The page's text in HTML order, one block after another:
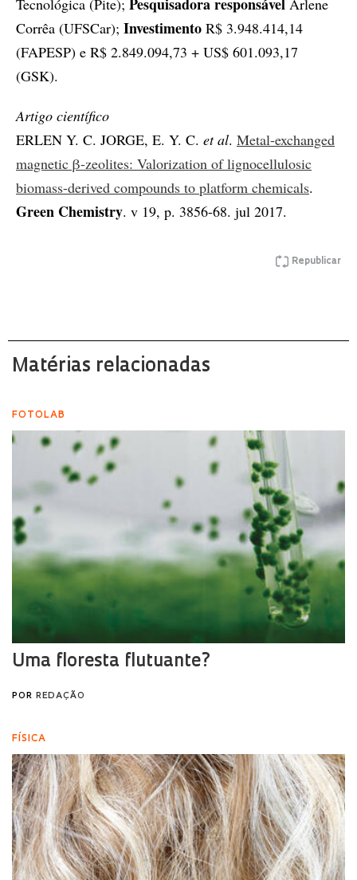
Tecnológica (Pite); Pesquisadora responsável Arlene
Corrêa (UFSCar); Investimento R$ 3.948.414,14
(FAPESP) e R$ 2.849.094,73 + US$ 601.093,17
(GSK).
Artigo científico
ERLEN Y. C. JORGE, E. Y. C. et al. Metal-exchanged
magnetic β-zeolites: Valorization of lignocellulosic
biomass-derived compounds to platform chemicals.
Green Chemistry. v 19, p. 3856-68. jul 2017.
Republicar